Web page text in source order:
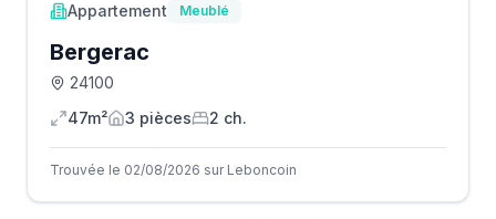
Appartement Meublé
Bergerac
24100
47m²
3 pièces 2 ch.
Trouvée le 02/08/2026 sur Leboncoin